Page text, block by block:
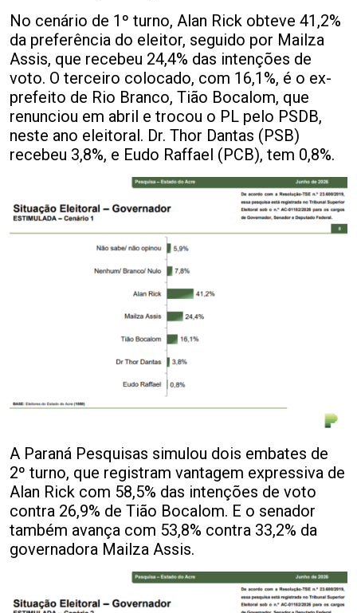
No cenário de 1º turno, Alan Rick obteve 41,2%
da preferência do eleitor, seguido por Mailza
Assis, que recebeu 24,4% das intenções de
voto. O terceiro colocado, com 16,1%, é o ex-
prefeito de Rio Branco, Tião Bocalom, que
renunciou em abril e trocou o PL pelo PSDB,
neste ano eleitoral. Dr. Thor Dantas (PSB)
recebeu 3,8%, e Eudo Raffael (PCB), tem 0,8%.
A Paraná Pesquisas simulou dois embates de
2º turno, que registram vantagem expressiva de
Alan Rick com 58,5% das intenções de voto
contra 26,9% de Tião Bocalom. E o senador
também avança com 53,8% contra 33,2% da
governadora Mailza Assis.